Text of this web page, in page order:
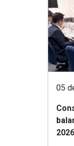
05
2026